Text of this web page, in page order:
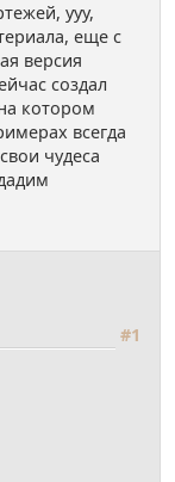
ууу,
еще с
версия
создал
котором
всегда
чудеса
#1